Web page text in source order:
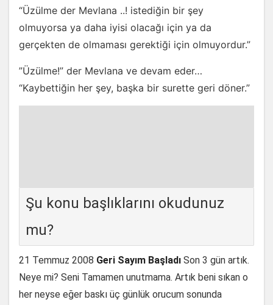
“Üzülme der Mevlana ..! istediğin bir şey
olmuyorsa ya daha iyisi olacağı için ya da
gerçekten de olmaması gerektiği için olmuyordur.”
”Üzülme!” der Mevlana ve devam eder…
“Kaybettiğin her şey, başka bir surette geri döner.”
Şu konu başlıklarını okudunuz
mu?
21 Temmuz 2008 Geri Sayım Başladı Son 3 gün artık.
Neye mi? Seni Tamamen unutmama. Artık beni sıkan o
her neyse eğer baskı üç günlük orucum sonunda